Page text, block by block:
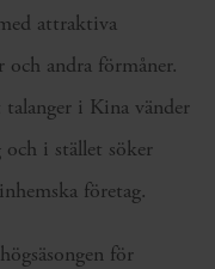
attraktiva
andra förmåner.
i Kina vänder
i stället söker
företag.
för